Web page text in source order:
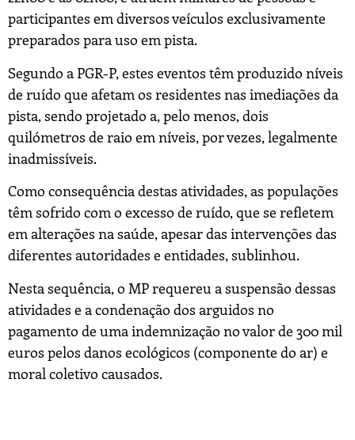
participantes em diversos veículos exclusivamente
preparados para uso em pista.
Segundo a PGR-P, estes eventos têm produzido níveis
de ruído que afetam os residentes nas imediações da
pista, sendo projetado a, pelo menos, dois
quilómetros de raio em níveis, por vezes, legalmente
inadmissíveis.
Como consequência destas atividades, as populações
têm sofrido com o excesso de ruído, que se refletem
em alterações na saúde, apesar das intervenções das
diferentes autoridades e entidades, sublinhou.
Nesta sequência, o MP requereu a suspensão dessas
atividades e a condenação dos arguidos no
pagamento de uma indemnização no valor de 300 mil
euros pelos danos ecológicos (componente do ar) e
moral coletivo causados.